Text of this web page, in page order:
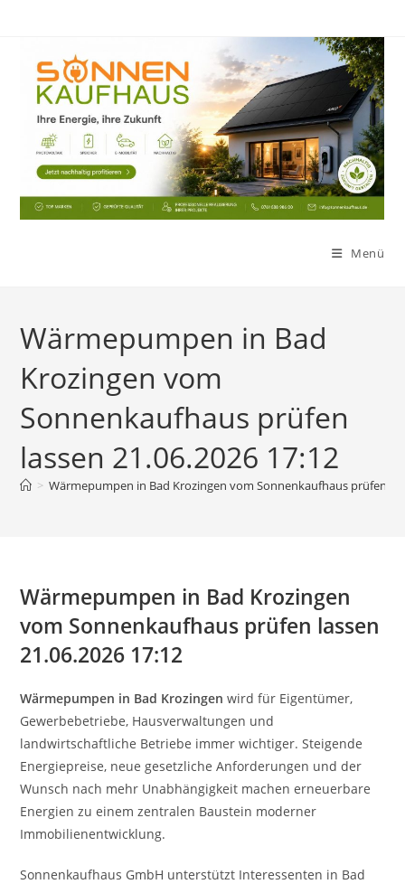
Menü
Wärmepumpen in Bad
Krozingen vom
Sonnenkaufhaus prüfen
lassen 21.06.2026 17:12
> Wärmepumpen in Bad Krozingen vom Sonnenkaufhaus prüfen
Wärmepumpen in Bad Krozingen
vom Sonnenkaufhaus prüfen lassen
21.06.2026 17:12
Wärmepumpen in Bad Krozingen wird für Eigentümer,
Gewerbebetriebe, Hausverwaltungen und
landwirtschaftliche Betriebe immer wichtiger. Steigende
Energiepreise, neue gesetzliche Anforderungen und der
Wunsch nach mehr Unabhängigkeit machen erneuerbare
Energien zu einem zentralen Baustein moderner
Immobilienentwicklung.
Sonnenkaufhaus GmbH unterstützt Interessenten in Bad